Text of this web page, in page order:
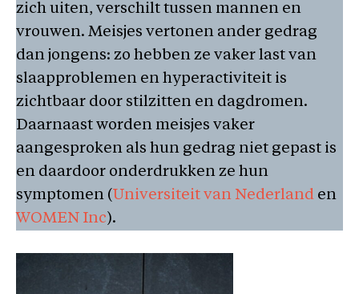
zich uiten, verschilt tussen mannen en
vrouwen. Meisjes vertonen ander gedrag
dan jongens: zo hebben ze vaker last van
slaapproblemen en hyperactiviteit is
zichtbaar door stilzitten en dagdromen.
Daarnaast worden meisjes vaker
aangesproken als hun gedrag niet gepast is
en daardoor onderdrukken ze hun
symptomen (Universiteit van Nederland en
WOMEN Inc).